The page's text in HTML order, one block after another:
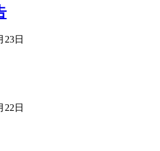
23日
22日